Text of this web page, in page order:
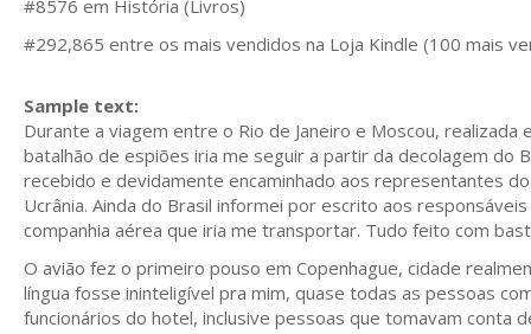
#8576 em História (Livros)
#292,865 entre os mais vendidos na Loja Kindle (100 mais
Sample text:
Durante a viagem entre o Rio de Janeiro e Moscou,
batalhão de espiões iria me seguir a partir da decolagem do
recebido e devidamente encaminhado aos representantes
Ucrânia. Ainda do Brasil informei por escrito aos
companhia aérea que iria me transportar. Tudo feito com
O avião fez o primeiro pouso em Copenhague, cidade
língua fosse ininteligível pra mim, quase todas as pessoas
funcionários do hotel, inclusive pessoas que tomavam conta